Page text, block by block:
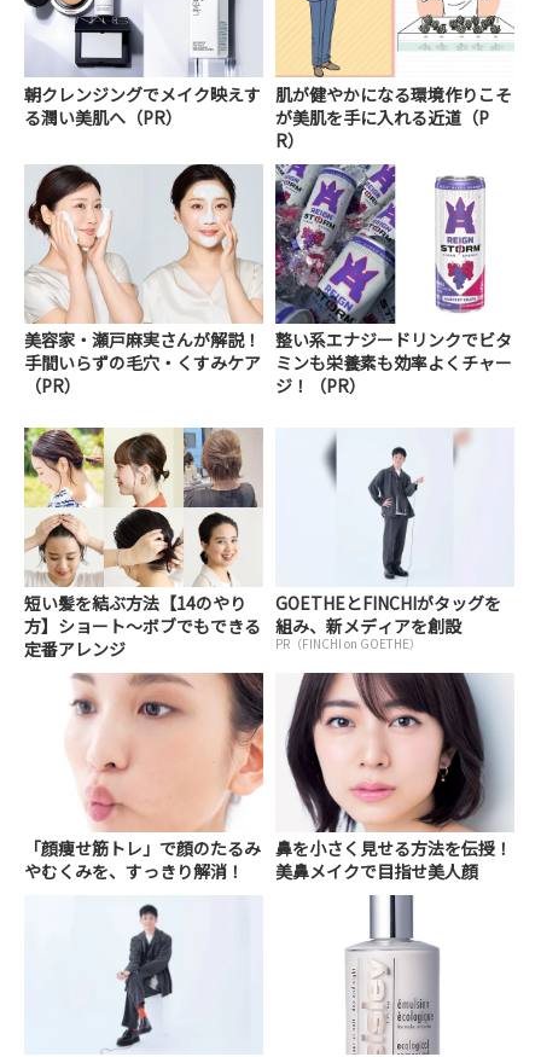
朝クレンジングでメイク映えす
る潤い美肌へ（PR）
肌が健やかになる環境作りこそ
が美肌を手に入れる近道（P
R）
美容家・瀬戸麻実さんが解説！
手間いらずの毛穴・くすみケア
（PR）
整い系エナジードリンクでビタ
ミンも栄養素も効率よくチャー
ジ！（PR）
短い髪を結ぶ方法【14のやり
方】ショート～ボブでもできる
定番アレンジ
GOETHEとFINCHIがタッグを
組み、新メディアを創設
PR（FINCHI on GOETHE）
「顔痩せ筋トレ」で顔のたるみ
やむくみを、すっきり解消！
鼻を小さく見せる方法を伝授！
美鼻メイクで目指せ美人顔